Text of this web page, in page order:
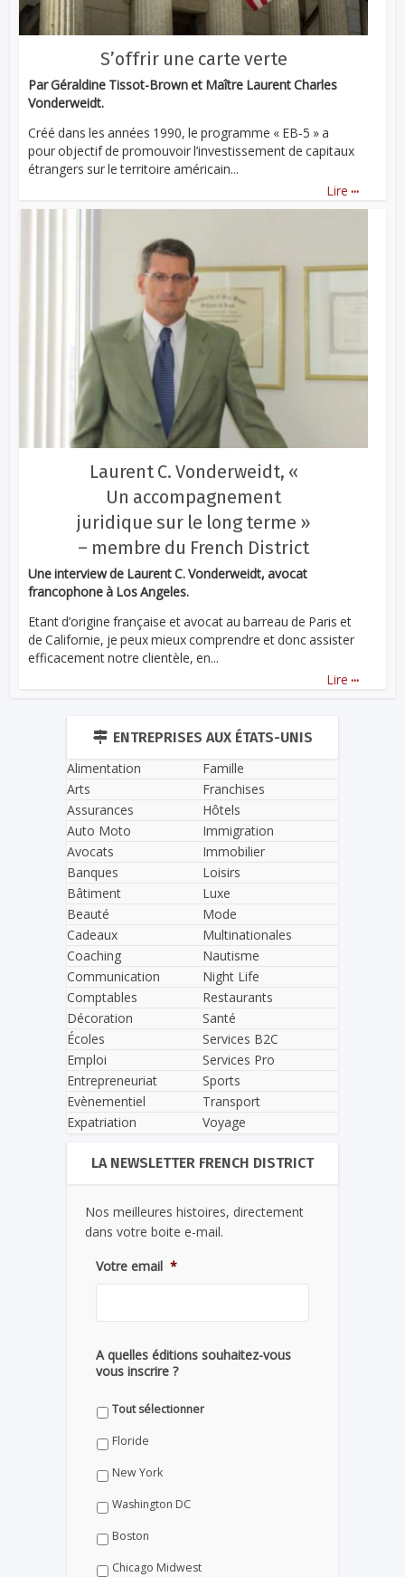
S’offrir une carte verte
Par Géraldine Tissot-Brown et Maître Laurent Charles
Vonderweidt.
Créé dans les années 1990, le programme « EB-5 » a
pour objectif de promouvoir l’investissement de capitaux
étrangers sur le territoire américain...
Lire ...
Laurent C. Vonderweidt, «
Un accompagnement
juridique sur le long terme »
– membre du French District
Une interview de Laurent C. Vonderweidt, avocat
francophone à Los Angeles.
Etant d’origine française et avocat au barreau de Paris et
de Californie, je peux mieux comprendre et donc assister
efficacement notre clientèle, en...
Lire ...
ENTREPRISES AUX ÉTATS-UNIS
Alimentation
Arts
Assurances
Auto Moto
Avocats
Banques
Bâtiment
Beauté
Cadeaux
Coaching
Communication
Comptables
Décoration
Écoles
Emploi
Entrepreneuriat
Evènementiel
Expatriation
Famille
Franchises
Hôtels
Immigration
Immobilier
Loisirs
Luxe
Mode
Multinationales
Nautisme
Night Life
Restaurants
Santé
Services B2C
Services Pro
Sports
Transport
Voyage
LA NEWSLETTER FRENCH DISTRICT
Nos meilleures histoires, directement
dans votre boite e-mail.
Votre email *
A quelles éditions souhaitez-vous
vous inscrire ?
Tout sélectionner
Floride
New York
Washington DC
Boston
Chicago Midwest